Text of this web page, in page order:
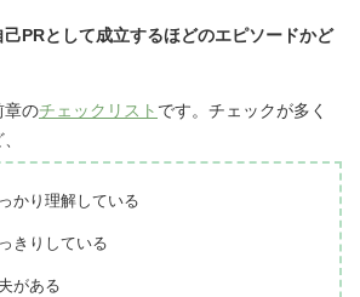
己PRとして成立するほどのエピソードかど
章のチェックリスト です。チェックが多く
かり理解している
きりしている
がある